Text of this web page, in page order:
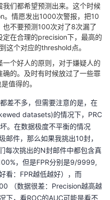
我们都希望预测出来。这个时候
。情愿发出1000次警报，把10
也不要预测100次对了8次漏了
定在合理的precision下，最高的
这个对应的threshold点。
个好人的原则，对于嫌疑人的
确的。及时有时候放过了一些罪
值得的。
差不多，但需要注意的是，在
datasets)的情况下，PRC
。在数据极度不平衡的情况
邮件，那么如果我挑出10封，
每次挑出的N封邮件中都包含真
，但是FPR分别是9/9999,
：FPR越低越好），而
（数据很差：Precision越高越
下，看ROC的AUC可能是看不